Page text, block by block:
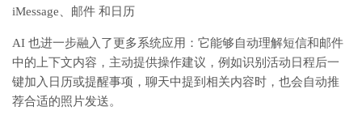
iMessage、邮件 和日历
AI 也进一步融入了更多系统应用：它能够自动理解短信和邮件
中的上下文内容，主动提供操作建议，例如识别活动日程后一
键加入日历或提醒事项，聊天中提到相关内容时，也会自动推
荐合适的照片发送。